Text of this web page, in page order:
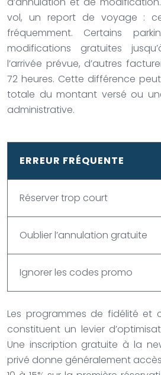
vol, un report de voyage :
fréquemment. Certains
modifications gratuites
l’arrivée prévue, d’autres
72 heures. Cette différence
totale du montant versé ou
administrative.
ERREUR FRÉQUENTE
Réserver trop court
Oublier l’annulation gratuite
Ignorer les codes promo
Les programmes de fidélité et
constituent un levier
Une inscription gratuite à la
privé donne généralement